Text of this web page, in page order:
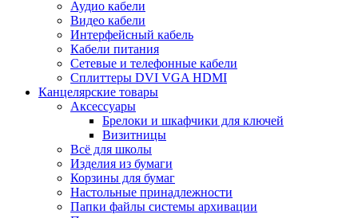
Аудио кабели
Видео кабели
Интерфейсный кабель
Кабели питания
Сетевые и телефонные кабели
Сплиттеры DVI VGA HDMI
Канцелярские товары
Аксессуары
Брелоки и шкафчики для ключей
Визитницы
Всё для школы
Изделия из бумаги
Корзины для бумаг
Настольные принадлежности
Папки файлы системы архивации